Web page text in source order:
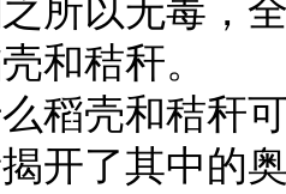
所以无毒，
秸秆。
壳和秸秆可
开了其中的